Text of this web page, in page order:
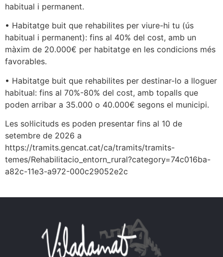
habitual i permanent.
• Habitatge buit que rehabilites per viure-hi tu (ús
habitual i permanent): fins al 40% del cost, amb un
màxim de 20.000€ per habitatge en les condicions més
favorables.
• Habitatge buit que rehabilites per destinar-lo a lloguer
habitual: fins al 70%-80% del cost, amb topalls que
poden arribar a 35.000 o 40.000€ segons el municipi.
Les sol·licituds es poden presentar fins al 10 de
setembre de 2026 a
https://tramits.gencat.cat/ca/tramits/tramits-
temes/Rehabilitacio_entorn_rural?category=74c016ba-
a82c-11e3-a972-000c29052e2c